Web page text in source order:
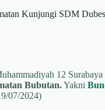
Kunjungi SDM Dubes
12 Surabaya
Bubutan.Yakni
07/2024)